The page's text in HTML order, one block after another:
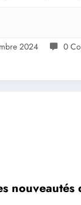
2024 0